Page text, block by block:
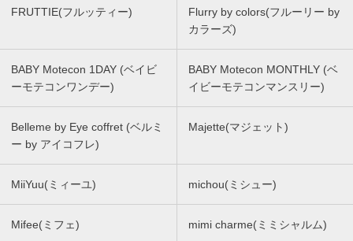
FRUTTIE(フルッティー)
Flurry by colors(フルーリー by
カラーズ)
BABY Motecon 1DAY (ベイビ
ーモテコンワンデー)
BABY Motecon MONTHLY (ベ
イビーモテコンマンスリー)
Belleme by Eye coffret (ベルミ
ー by アイコフレ)
Majette(マジェット)
MiiYuu(ミィーユ) michou(ミシュー)
Mifee(ミフェ) mimi charme(ミミシャルム)